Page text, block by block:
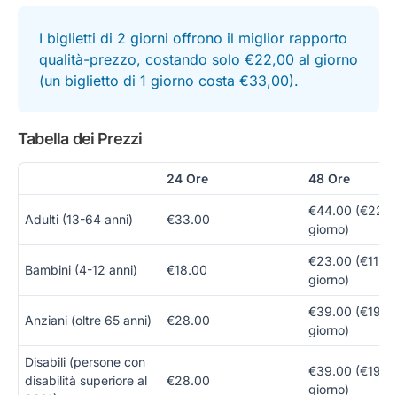
I biglietti di 2 giorni offrono il miglior rapporto
qualità-prezzo, costando solo €22,00 al giorno
(un biglietto di 1 giorno costa €33,00).
Tabella dei Prezzi
24 Ore 48 Ore
Adulti (13-64 anni) €33.00
€44.00
giorno)
Bambini (4-12 anni) €18.00
€23.00
giorno)
Anziani (oltre 65 anni) €28.00
€39.00
giorno)
Disabili (persone con
disabilità superiore al
€28.00
€39.00
giorno)